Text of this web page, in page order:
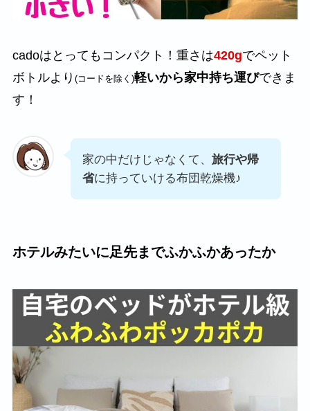
cadoはとってもコンパクト！重さは420gでペット
ボトルより (コードを除く)軽いから家中持ち運びできま
す！
家の中だけじゃなくて、 旅行や帰
省に持っていける布団乾燥機♪
ホテルみたいに足先までふかふかあったか